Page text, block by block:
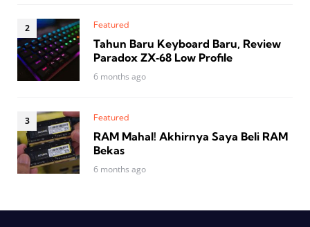
Featured
Tahun Baru Keyboard Baru, Review
Paradox ZX‑68 Low Profile
6 months ago
Featured
RAM Mahal! Akhirnya Saya Beli RAM
Bekas
6 months ago